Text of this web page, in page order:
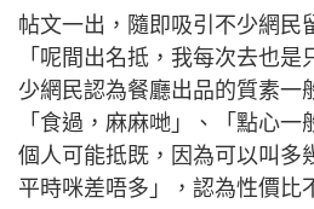
帖文一出，隨即吸引不少網民
「呢間出名抵，我每次去也
少網民認為餐廳出品的質素一
「食過，麻麻哋」、「點心
個人可能抵既，因為可以叫多
平時咪差唔多」，認為性價比